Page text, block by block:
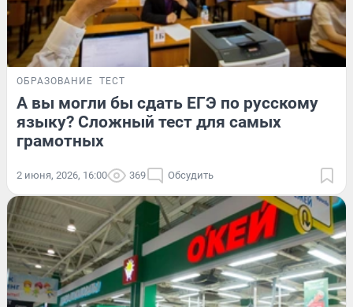
ОБРАЗОВАНИЕ ТЕСТ
А вы могли бы сдать ЕГЭ по русскому
языку? Сложный тест для самых
грамотных
2 июня, 2026, 16:00 369 Обсудить